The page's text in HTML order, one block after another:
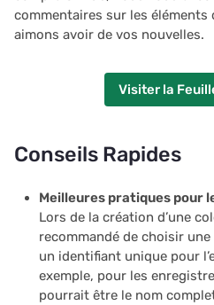
commentaires sur les éléments
aimons avoir de vos nouvelles.
Visiter la
Conseils Rapides
Meilleures pratiques pour
Lors de la création d’une
recommandé de choisir
un identifiant unique pour
exemple, pour les
pourrait être le nom